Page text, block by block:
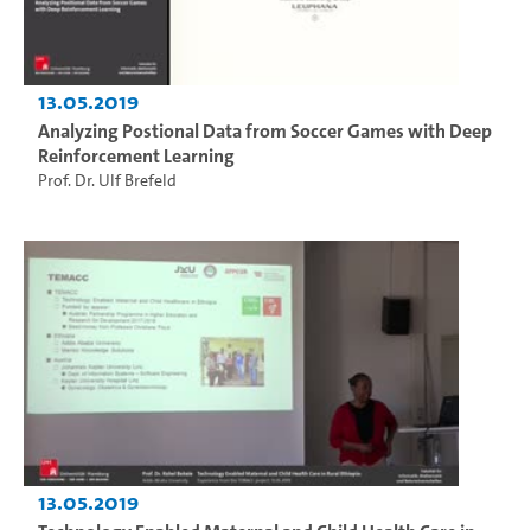
13.05.2019
Analyzing Postional Data from Soccer Games with Deep
Reinforcement Learning
Prof. Dr. Ulf Brefeld
13.05.2019